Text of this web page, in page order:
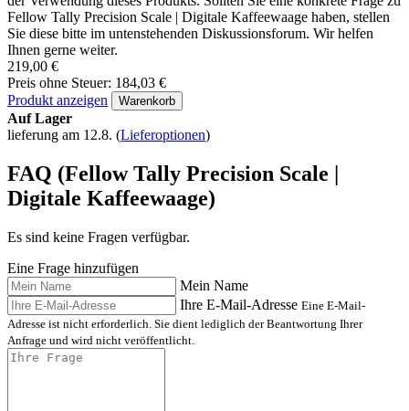
FAQ - Fragen zum Produkt
Fellow Tally Precision Scale |
Digitale Kaffeewaage
Suchen Sie weitere Informationen zu Fellow Tally Precision Scale |
Digitale Kaffeewaage?
In unserem technischen Supportbereich finden Sie häufig gestellte
Fragen (FAQ) und Antworten zu den Funktionen, Parametern und
der Verwendung dieses Produkts. Sollten Sie eine konkrete Frage zu
Fellow Tally Precision Scale | Digitale Kaffeewaage haben, stellen
Sie diese bitte im untenstehenden Diskussionsforum. Wir helfen
Ihnen gerne weiter.
219,00 €
Preis ohne Steuer: 184,03 €
Produkt anzeigen